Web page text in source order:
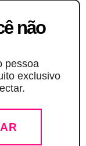
não
pessoa
exclusivo